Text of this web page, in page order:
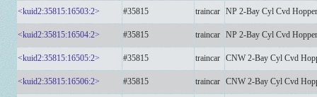
<kuid2:35815:16503:2> #35815 traincar NP 2-Bay Cyl Cvd
<kuid2:35815:16504:2> #35815 traincar NP 2-Bay Cyl Cvd
<kuid2:35815:16505:2> #35815 traincar CNW 2-Bay Cyl Cvd
<kuid2:35815:16506:2> #35815 traincar CNW 2-Bay Cyl Cvd